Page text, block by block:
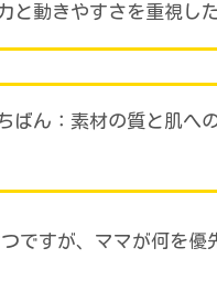
と動きやすさを重視し
ばん：素材の質と肌へ
ですが、ママが何を